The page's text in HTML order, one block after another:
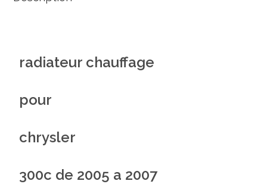
radiateur chauffage
pour
chrysler
300c de 2005 a 2007